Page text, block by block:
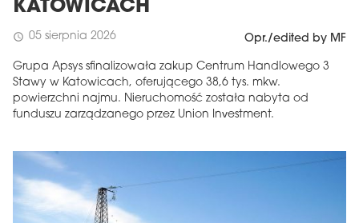
KATOWICACH
schedule 05 sierpnia 2026 Opr./edited by MF
Grupa Apsys sfinalizowała zakup Centrum Handlowego 3
Stawy w Katowicach, oferującego 38,6 tys. mkw.
powierzchni najmu. Nieruchomość została nabyta od
funduszu zarządzanego przez Union Investment.